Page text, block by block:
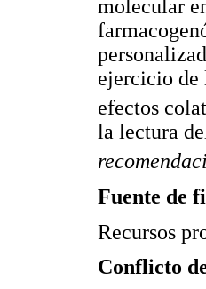
molecular
ejercicio de
efectos
la lectura
Fuente de
Recursos
Conflicto